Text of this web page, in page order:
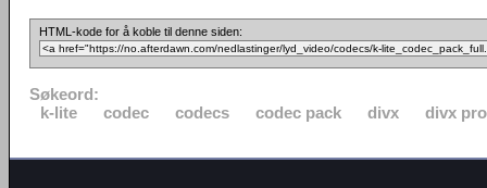
HTML-kode for å koble til denne siden:
Søkeord:
k-lite
codec codecs codec pack divx divx pro